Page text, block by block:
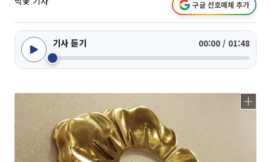
구글 선호매체 추가
기사 듣기 00:00 / 01:48